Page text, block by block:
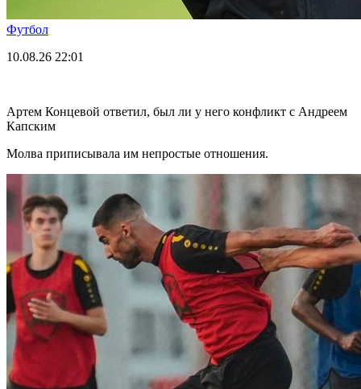
Футбол
10.08.26 22:01
Артем Концевой ответил, был ли у него конфликт с Андреем
Капским
Молва приписывала им непростые отношения.